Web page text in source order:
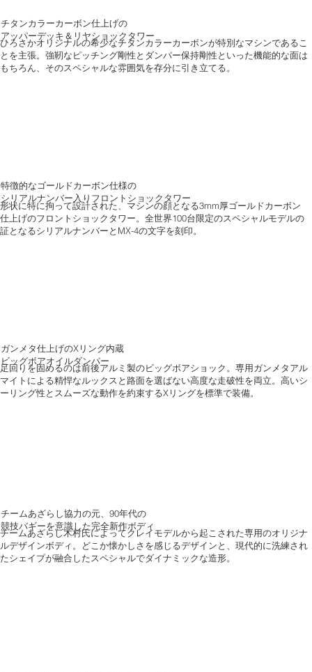
チタンカラーカーボン仕上げの
アッパーデッキ＆リヤショックタワー
ひろさかオリジナルの希少なチタンカラーカーボンが特別なマシンであるこ
とを主張。強靭なピッチング剛性とダンパー保持剛性といった機能的な面は
もちろん、そのスペシャルな雰囲気を存分に引き立てる。
特徴的なゴールドカーボン仕様の
シリアルナンバー入りフロントショックタワー
形状に特に拘って設計された、マシンの顔となる3mm厚ゴールドカーボン
仕上げのフロントショックタワー。全世界100台限定のスペシャルモデルの
証となるシリアルナンバーとMX-4の文字を刻印。
ガンメタ仕上げのXリング内蔵
ビッグボアオイルダンパー
足回りを固めるのは前後アルミ製のビッグボアショック。専用ガンメタアル
マイトによる精悍なルックスと路面を選ばない高度な走破性を両立。高いシ
ーリング性とスムーズな動作を約束するXリングを標準で装備。
チームあざらし協力の元、90年代の
競技バギーを意識した完全新作ボディ
チームあざらし木村氏によってクレイモデルから起こされた専用のオリジナ
ルデザインボディ。どこか懐かしさを感じるデザインと、現代的に洗練され
たシェイプが融合したスペシャルでダイナミックな造形。